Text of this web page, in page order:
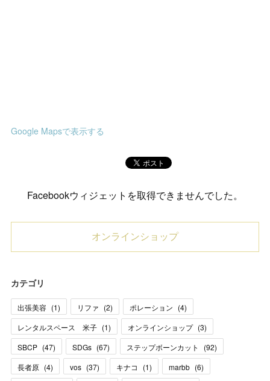
Google Mapsで表示する
Facebookウィジェットを取得できませんでした。
オンラインショップ
カテゴリ
出張美容 (1) リファ (2) ポレーション (4)
レンタルスペース 米子 (1) オンラインショップ (3)
SBCP (47) SDGs (67) ステップボーンカット (92)
長者原 (4) vos (37) キナコ (1) marbb (6)